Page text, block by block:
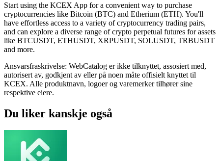
Start using the KCEX App for a convenient way to purchase
cryptocurrencies like Bitcoin (BTC) and Etherium (ETH). You'll
have effortless access to a variety of cryptocurrency trading pairs,
and can explore a diverse range of crypto perpetual futures for assets
like BTCUSDT, ETHUSDT, XRPUSDT, SOLUSDT, TRBUSDT
and more.
Ansvarsfraskrivelse: WebCatalog er ikke tilknyttet, assosiert med,
autorisert av, godkjent av eller på noen måte offisielt knyttet til
KCEX. Alle produktnavn, logoer og varemerker tilhører sine
respektive eiere.
Du liker kanskje også